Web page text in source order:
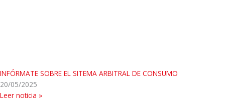
INFÓRMATE SOBRE EL SITEMA ARBITRAL DE CONSUMO
20/05/2025
Leer noticia »